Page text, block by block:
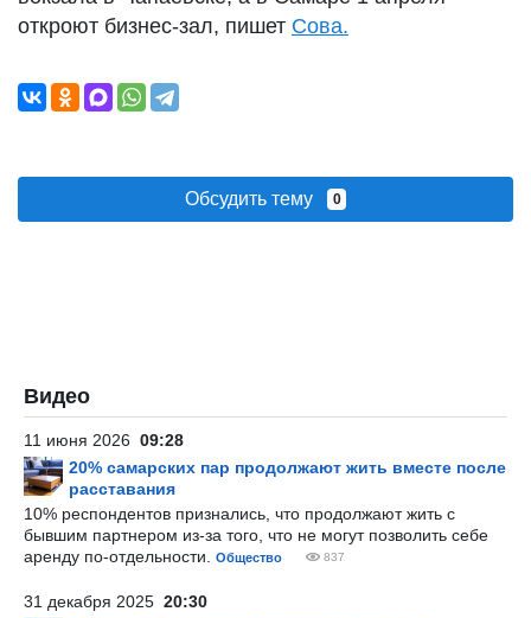
откроют бизнес-зал, пишет Сова.
Обсудить тему 0
Видео
11 июня 2026 09:28
20% самарских пар продолжают жить вместе после
расставания
10% респондентов признались, что продолжают жить с
бывшим партнером из-за того, что не могут позволить себе
аренду по-отдельности.
Общество 837
31 декабря 2025 20:30